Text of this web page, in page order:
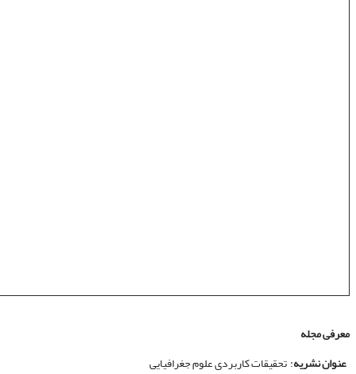
معرفی مجله
عنوان نشریه: تحقیقات کاربردی علوم جغرافیایی